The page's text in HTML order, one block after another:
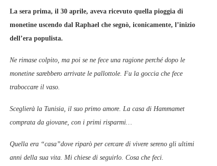
La sera prima, il 30 aprile, aveva ricevuto quella pioggia di
monetine uscendo dal Raphael che segnò, iconicamente, l’inizio
dell’era populista.
Ne rimase colpito, ma poi se ne fece una ragione perché dopo le
monetine sarebbero arrivate le pallottole. Fu la goccia che fece
traboccare il vaso.
Sceglierà la Tunisia, il suo primo amore. La casa di Hammamet
comprata da giovane, con i primi risparmi…
Quella era “casa”dove riparò per cercare di vivere sereno gli ultimi
anni della sua vita. Mi chiese di seguirlo. Cosa che feci.